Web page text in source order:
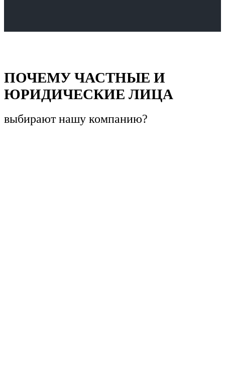
ПОЧЕМУ ЧАСТНЫЕ И
ЮРИДИЧЕСКИЕ ЛИЦА
выбирают нашу компанию?